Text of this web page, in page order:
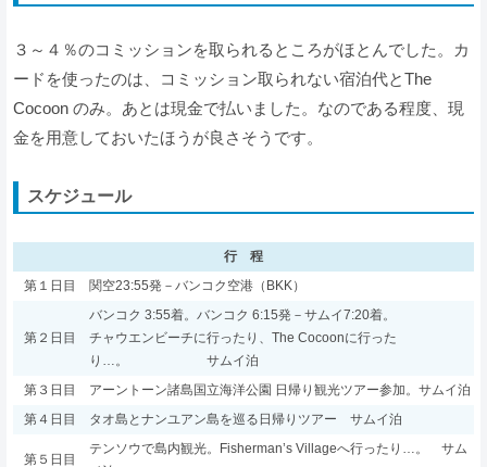
３～４％のコミッションを取られるところがほとんでした。カ
ードを使ったのは、コミッション取られない宿泊代とThe
Cocoon のみ。あとは現金で払いました。なのである程度、現
金を用意しておいたほうが良さそうです。
スケジュール
行 程
第１日目
関空23:55発－バンコク空港（BKK）
第２日目
バンコク 3:55着。バンコク 6:15発－サムイ7:20着。
チャウエンビーチに行ったり、The Cocoonに行った
り…。 サムイ泊
第３日目
アーントーン諸島国立海洋公園 日帰り観光ツアー参加。サムイ泊
第４日目
タオ島とナンユアン島を巡る日帰りツアー サムイ泊
第５日目
テンソウで島内観光。Fisherman’s Villageへ行ったり…。 サム